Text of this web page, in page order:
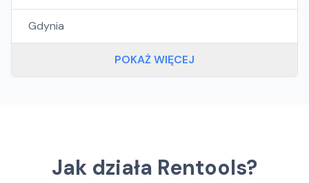
Gdynia
POKAŻ WIĘCEJ
Jak działa Rentools?